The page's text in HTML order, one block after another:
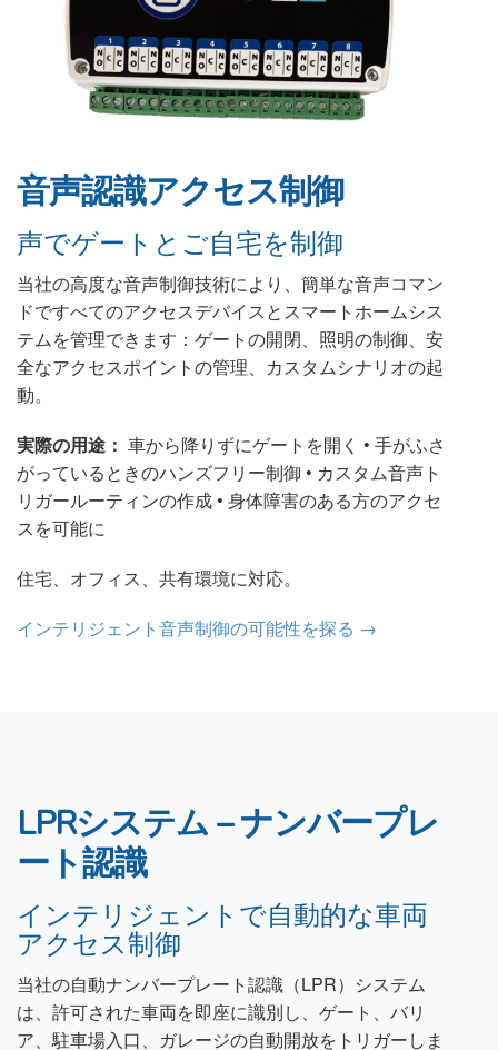
音声認識アクセス制御
声でゲートとご自宅を制御
当社の高度な音声制御技術により、簡単な音声コマン
ドですべてのアクセスデバイスとスマートホームシス
テムを管理できます：ゲートの開閉、照明の制御、安
全なアクセスポイントの管理、カスタムシナリオの起
動。
実際の用途： 車から降りずにゲートを開く • 手がふさ
がっているときのハンズフリー制御 • カスタム音声ト
リガールーティンの作成 • 身体障害のある方のアクセ
スを可能に
住宅、オフィス、共有環境に対応。
インテリジェント音声制御の可能性を探る →
LPRシステム – ナンバープレ
ート認識
インテリジェントで自動的な車両
アクセス制御
当社の自動ナンバープレート認識（LPR）システム
は、許可された車両を即座に識別し、ゲート、バリ
ア、駐車場入口、ガレージの自動開放をトリガーしま